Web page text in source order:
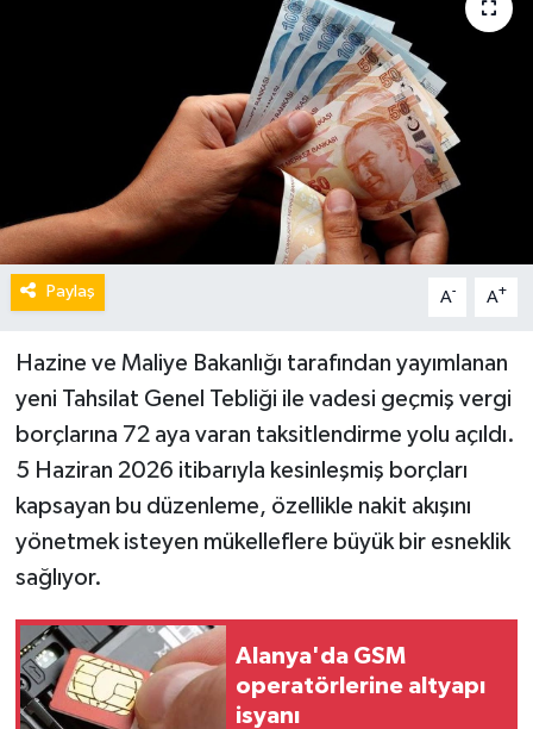
Paylaş A- A+
Hazine ve Maliye Bakanlığı tarafından yayımlanan
yeni Tahsilat Genel Tebliği ile vadesi geçmiş vergi
borçlarına 72 aya varan taksitlendirme yolu açıldı.
5 Haziran 2026 itibarıyla kesinleşmiş borçları
kapsayan bu düzenleme, özellikle nakit akışını
yönetmek isteyen mükelleflere büyük bir esneklik
sağlıyor.
Alanya'da GSM
operatörlerine altyapı
isyanı